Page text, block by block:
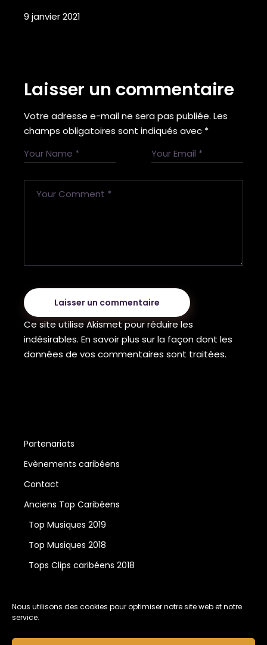
Nous utilisons des cookies pour optimiser notre site web et notre
service.
9 janvier 2021
Laisser un commentaire
Votre adresse e-mail ne sera pas publiée. Les
champs obligatoires sont indiqués avec *
Laisser un commentaire
Ce site utilise Akismet pour réduire les
indésirables.En savoir plus sur la façon dont les
données de vos commentaires sont traitées.
Partenariats
Evènements caribéens
Contact
Anciens Top Caribéens
Top Musiques 2019
Top Musiques 2018
Tops Clips caribéens 2018